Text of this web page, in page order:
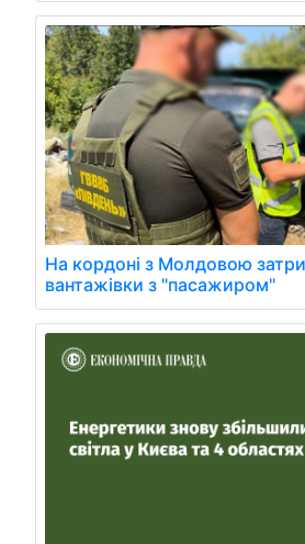
На кордоні з Молдовою
вантажівки з "пасажиром"